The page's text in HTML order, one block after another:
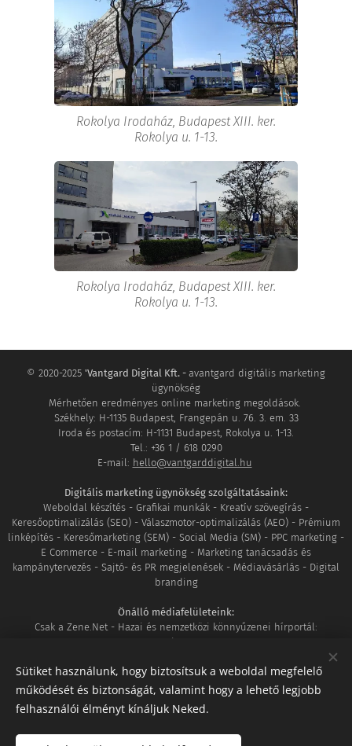
Rokolya Irodaház, Budapest XIII. ker.
Rokolya u. 1-13.
Rokolya Irodaház, Budapest XIII. ker.
Rokolya u. 1-13.
© 2020-2025 'Vantgard Digital Kft. - avantgard digitális marketing
ügynökség
Mérhetően eredményes online marketing megoldások.
Székhely: H-1135 Budapest, Frangepán u. 76. 3. em. 33
Iroda és postacím: H-1131 Budapest, Rokolya u. 1-13.
Tel.: +36 1 / 618 0290
E-mail: hello@vantgarddigital.hu
Digitális marketing ügynökség szolgáltatásaink:
Weboldal készítés - Grafikai munkák - Kreatív szövegírás -
Keresőoptimalizálás (SEO) - Válaszmotor-optimalizálás (AEO) - Prémium
linképítés - Keresőmarketing (SEM) - Social Media (SM) - PPC marketing -
E Commerce - E-mail marketing - Marketing tanácsadás és
kampánytervezés - Sajtó- és PR megjelenések - Médiavásárlás - Digital
branding
Önálló médiafelületeink:
Csak a Zene.Net - Hazai és nemzetközi könnyűzenei hírportál:
www.csakazene.net
www.mozaikvilag.hu
Tagságaink:
Google Partner |DAN Member|Shoprenter szakértő
Megbízható WhitePress SEO ügynökség
Sütiket használunk, hogy biztosítsuk a weboldal megfelelő
működését és biztonságát, valamint hogy a lehető legjobb
felhasználói élményt kínáljuk Neked.